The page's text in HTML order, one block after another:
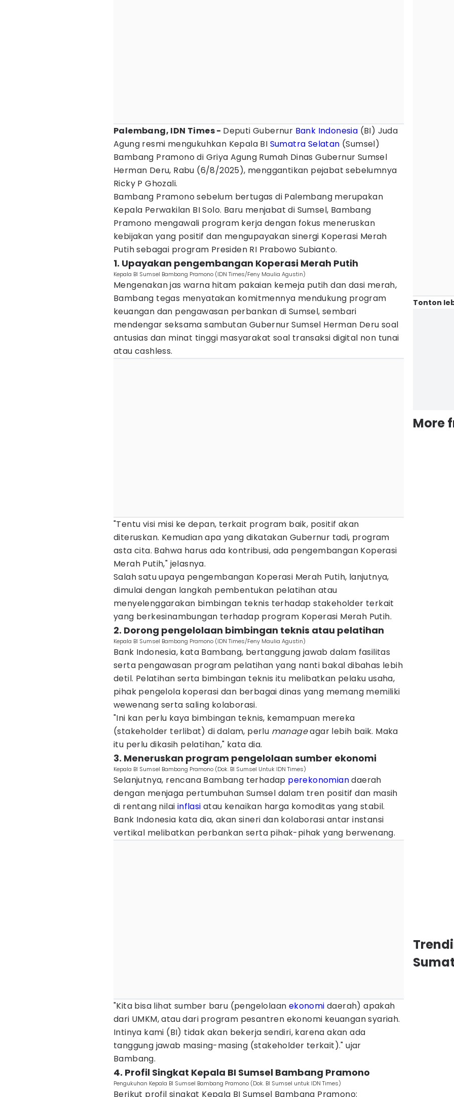
Palembang, IDN Times - Deputi Gubernur Bank Indonesia (BI) Juda
Agung resmi mengukuhkan Kepala BI Sumatra Selatan (Sumsel)
Bambang Pramono di Griya Agung Rumah Dinas Gubernur Sumsel
Herman Deru, Rabu (6/8/2025), menggantikan pejabat sebelumnya
Ricky P Ghozali.
Bambang Pramono sebelum bertugas di Palembang merupakan
Kepala Perwakilan BI Solo. Baru menjabat di Sumsel, Bambang
Pramono mengawali program kerja dengan fokus meneruskan
kebijakan yang positif dan mengupayakan sinergi Koperasi Merah
Putih sebagai program Presiden RI Prabowo Subianto.
1. Upayakan pengembangan Koperasi Merah Putih
Kepala BI Sumsel Bambang Pramono (IDN Times/Feny Maulia Agustin)
Mengenakan jas warna hitam pakaian kemeja putih dan dasi merah,
Bambang tegas menyatakan komitmennya mendukung program
keuangan dan pengawasan perbankan di Sumsel, sembari
mendengar seksama sambutan Gubernur Sumsel Herman Deru soal
antusias dan minat tinggi masyarakat soal transaksi digital non tunai
atau cashless.
"Tentu visi misi ke depan, terkait program baik, positif akan
diteruskan. Kemudian apa yang dikatakan Gubernur tadi, program
asta cita. Bahwa harus ada kontribusi, ada pengembangan Koperasi
Merah Putih," jelasnya.
Salah satu upaya pengembangan Koperasi Merah Putih, lanjutnya,
dimulai dengan langkah pembentukan pelatihan atau
menyelenggarakan bimbingan teknis terhadap stakeholder terkait
yang berkesinambungan terhadap program Koperasi Merah Putih.
2. Dorong pengelolaan bimbingan teknis atau pelatihan
Kepala BI Sumsel Bambang Pramono (IDN Times/Feny Maulia Agustin)
Bank Indonesia, kata Bambang, bertanggung jawab dalam fasilitas
serta pengawasan program pelatihan yang nanti bakal dibahas lebih
detil. Pelatihan serta bimbingan teknis itu melibatkan pelaku usaha,
pihak pengelola koperasi dan berbagai dinas yang memang memiliki
wewenang serta saling kolaborasi.
"Ini kan perlu kaya bimbingan teknis, kemampuan mereka
(stakeholder terlibat) di dalam, perlu manageagar lebih baik. Maka
itu perlu dikasih pelatihan," kata dia.
3. Meneruskan program pengelolaan sumber ekonomi
Kepala BI Sumsel Bambang Pramono (Dok. BI Sumsel Untuk IDN Times)
Selanjutnya, rencana Bambang terhadap perekonomiandaerah
dengan menjaga pertumbuhan Sumsel dalam tren positif dan masih
di rentang nilai inflasi atau kenaikan harga komoditas yang stabil.
Bank Indonesia kata dia, akan sineri dan kolaborasi antar instansi
vertikal melibatkan perbankan serta pihak-pihak yang berwenang.
"Kita bisa lihat sumber baru (pengelolaan ekonomi daerah) apakah
dari UMKM, atau dari program pesantren ekonomi keuangan syariah.
Intinya kami (BI) tidak akan bekerja sendiri, karena akan ada
tanggung jawab masing-masing (stakeholder terkait)." ujar
Bambang.
4. Profil Singkat Kepala BI Sumsel Bambang Pramono
Pengukuhan Kepala BI Sumsel Bambang Pramono (Dok. BI Sumsel untuk IDN Times)
Berikut profil singkat Kepala BI Sumsel Bambang Pramono:
Tonton
More